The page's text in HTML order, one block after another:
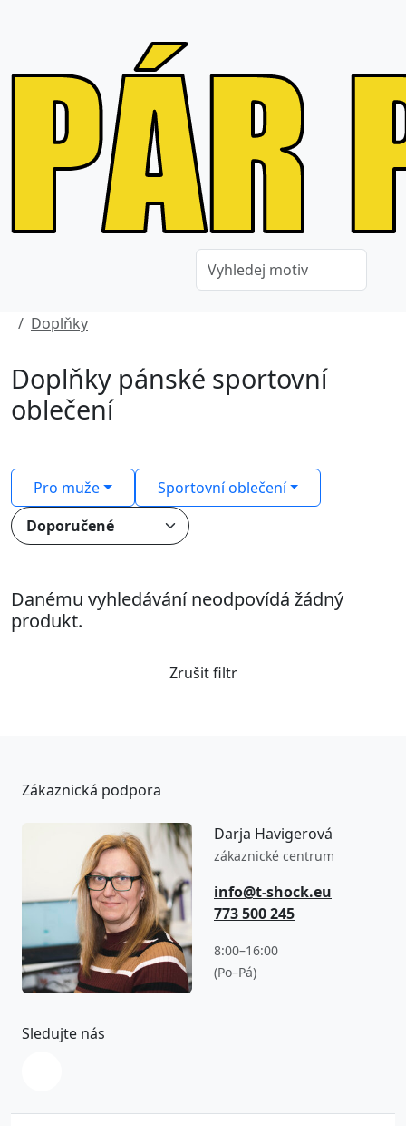
Doplňky
Doplňky pánské sportovní
oblečení
Pro muže Sportovní oblečení
Danému vyhledávání neodpovídá žádný
produkt.
Zrušit filtr
Zákaznická podpora
Darja Havigerová
zákaznické centrum
info@t-shock.eu
773 500 245
8:00–16:00
(Po–Pá)
Sledujte nás